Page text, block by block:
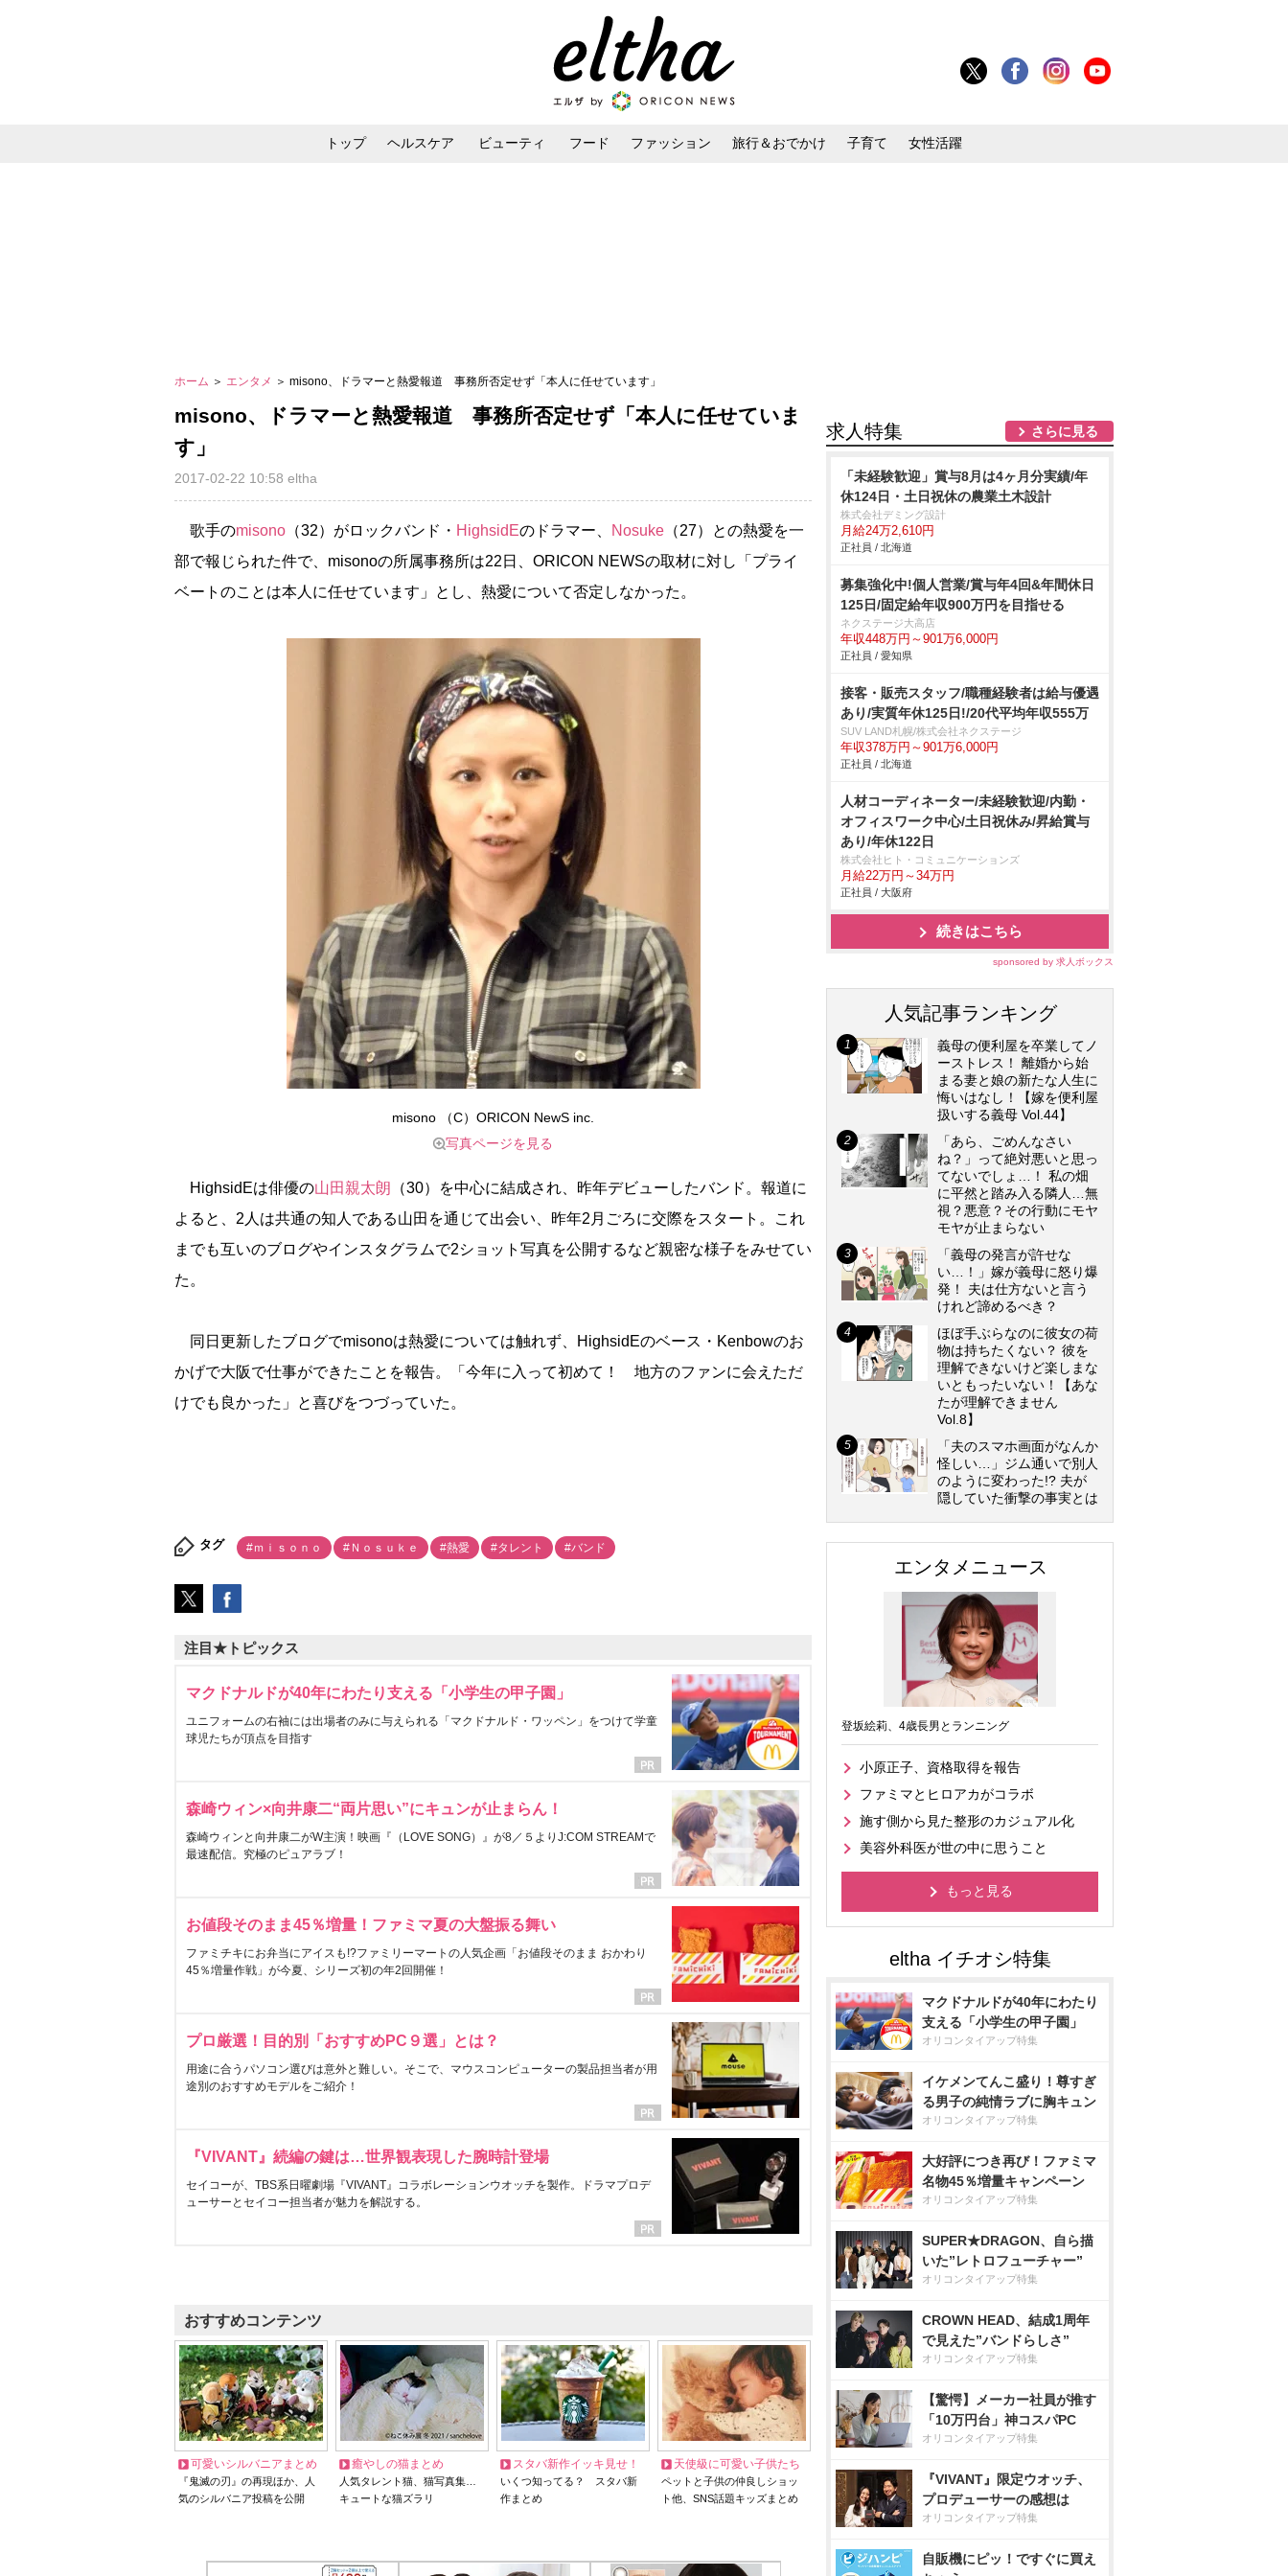
トップ ヘルスケア ビューティ フード ファッション 旅行＆おでかけ 子育て 女性活躍
ホーム ＞ エンタメ ＞ misono、ドラマーと熱愛報道 事務所否定せず「本人に任せています」
misono、ドラマーと熱愛報道 事務所否定せず「本人に任せていま
す」
2017-02-22 10:58 eltha
歌手のmisono （32）がロックバンド・ HighsidEのドラマー、 Nosuke （27）との熱愛を一
部で報じられた件で、misonoの所属事務所は22日、ORICON NEWSの取材に対し「プライ
ベートのことは本人に任せています」とし、熱愛について否定しなかった。
misono （C）ORICON NewS inc.
写真ページを見る
HighsidEは俳優の山田親太朗
（30）を中心に結成され、昨年デビューしたバンド。報道に
よると、2人は共通の知人である山田を通じて出会い、昨年2月ごろに交際をスタート。これ
までも互いのブログやインスタグラムで2ショット写真を公開するなど親密な様子をみせてい
た。
同日更新したブログでmisonoは熱愛については触れず、HighsidEのベース・Kenbowのお
かげで大阪で仕事ができたことを報告。「今年に入って初めて！ 地方のファンに会えただ
けでも良かった」と喜びをつづっていた。
タグ #ｍｉｓｏｎｏ #Ｎｏｓｕｋｅ #熱愛 #タレント #バンド
注目★トピックス
マクドナルドが40年にわたり支える「小学生の甲子園」
ユニフォームの右袖には出場者のみに与えられる「マクドナルド・ワッペン」をつけて学童
球児たちが頂点を目指す
森崎ウィン×向井康二“両片思い”にキュンが止まらん！
森崎ウィンと向井康二がW主演！映画『（LOVE SONG）』が8／５よりJ:COM STREAMで
最速配信。究極のピュアラブ！
お値段そのまま45％増量！ファミマ夏の大盤振る舞い
ファミチキにお弁当にアイスも!?ファミリーマートの人気企画「お値段そのまま おかわり
45％増量作戦」が今夏、シリーズ初の年2回開催！
プロ厳選！目的別「おすすめPC９選」とは？
用途に合うパソコン選びは意外と難しい。そこで、マウスコンピューターの製品担当者が用
途別のおすすめモデルをご紹介！
『VIVANT』続編の鍵は…世界観表現した腕時計登場
セイコーが、TBS系日曜劇場『VIVANT』コラボレーションウオッチを製作。ドラマプロデ
ューサーとセイコー担当者が魅力を解説する。
おすすめコンテンツ
可愛いシルバニアまとめ
『鬼滅の刃』の再現ほか、人
気のシルバニア投稿を公開
癒やしの猫まとめ
人気タレント猫、猫写真集…
キュートな猫ズラリ
スタバ新作イッキ見せ！
いくつ知ってる？ スタバ新
作まとめ
天使級に可愛い子供たち
ペットと子供の仲良しショッ
ト他、SNS話題キッズまとめ
求人特集 さらに見る
「未経験歓迎」賞与8月は4ヶ月分実績/年
休124日・土日祝休の農業土木設計
株式会社デミング設計
月給24万2,610円
正社員 / 北海道
募集強化中!個人営業/賞与年4回&年間休日
125日/固定給年収900万円を目指せる
ネクステージ大高店
年収448万円～901万6,000円
正社員 / 愛知県
接客・販売スタッフ/職種経験者は給与優遇
あり/実質年休125日!/20代平均年収555万
SUV LAND札幌/株式会社ネクステージ
年収378万円～901万6,000円
正社員 / 北海道
人材コーディネーター/未経験歓迎/内勤・
オフィスワーク中心/土日祝休み/昇給賞与
あり/年休122日
株式会社ヒト・コミュニケーションズ
月給22万円～34万円
正社員 / 大阪府
続きはこちら
sponsored by 求人ボックス
人気記事ランキング
義母の便利屋を卒業してノ
ーストレス！ 離婚から始
まる妻と娘の新たな人生に
悔いはなし！【嫁を便利屋
扱いする義母 Vol.44】
「あら、ごめんなさい
ね？」って絶対悪いと思っ
てないでしょ…！ 私の畑
に平然と踏み入る隣人…無
視？悪意？その行動にモヤ
モヤが止まらない
「義母の発言が許せな
い…！」嫁が義母に怒り爆
発！ 夫は仕方ないと言う
けれど諦めるべき？
ほぼ手ぶらなのに彼女の荷
物は持ちたくない？ 彼を
理解できないけど楽しまな
いともったいない！【あな
たが理解できません
Vol.8】
「夫のスマホ画面がなんか
怪しい…」ジム通いで別人
のように変わった!? 夫が
隠していた衝撃の事実とは
エンタメニュース
登坂絵莉、4歳長男とランニング
小原正子、資格取得を報告
ファミマとヒロアカがコラボ
施す側から見た整形のカジュアル化
美容外科医が世の中に思うこと
もっと見る
マクドナルドが40年にわたり
支える「小学生の甲子園」
オリコンタイアップ特集
イケメンてんこ盛り！尊すぎ
る男子の純情ラブに胸キュン
オリコンタイアップ特集
大好評につき再び！ファミマ
名物45％増量キャンペーン
オリコンタイアップ特集
SUPER★DRAGON、自ら描
いた”レトロフューチャー”
オリコンタイアップ特集
CROWN HEAD、結成1周年
で見えた”バンドらしさ”
オリコンタイアップ特集
【驚愕】メーカー社員が推す
「10万円台」神コスパPC
オリコンタイアップ特集
『VIVANT』限定ウオッチ、
プロデューサーの感想は
オリコンタイアップ特集
自販機にピッ！ですぐに買え